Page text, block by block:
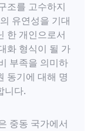
조를 고수하지
유연성을 기대
한 개인으로서
화 형식이 될 가
부족을 의미하
동기에 대해 명
니다.
중동 국가에서